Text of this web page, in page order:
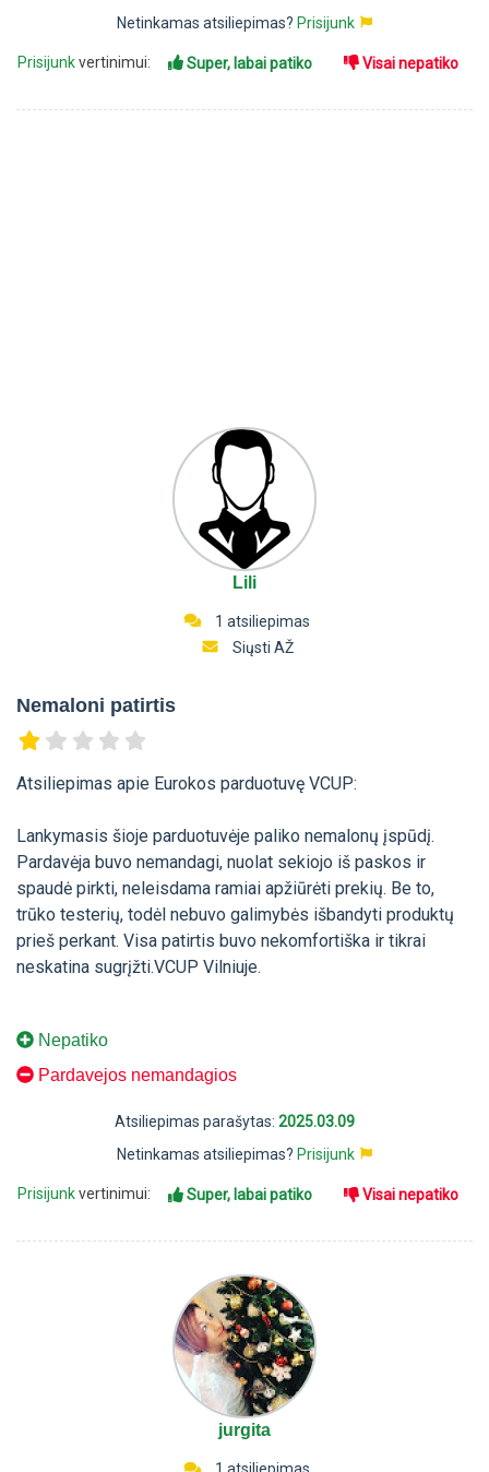
Netinkamas atsiliepimas? Prisijunk
Prisijunkvertinimui: Super, labai patiko Visai nepatiko
Lili
1 atsiliepimas
Siųsti AŽ
Nemaloni patirtis
Atsiliepimas apie Eurokos parduotuvę VCUP:
Lankymasis šioje parduotuvėje paliko nemalonų įspūdį.
Pardavėja buvo nemandagi, nuolat sekiojo iš paskos ir
spaudė pirkti, neleisdama ramiai apžiūrėti prekių. Be to,
trūko testerių, todėl nebuvo galimybės išbandyti produktų
prieš perkant. Visa patirtis buvo nekomfortiška ir tikrai
neskatina sugrįžti.VCUP Vilniuje.
Nepatiko
Pardavejos nemandagios
Atsiliepimas parašytas: 2025.03.09
Netinkamas atsiliepimas? Prisijunk
Prisijunkvertinimui: Super, labai patiko Visai nepatiko
jurgita